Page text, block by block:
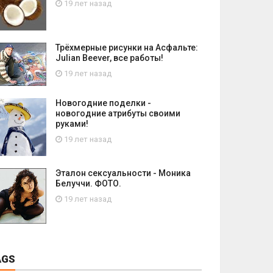
19 лет назад
Трёхмерные рисунки на Асфальте:
Julian Beever, все работы!
19 лет назад
Новогодние поделки -
новогодние атрибуты своими
руками!
19 лет назад
Эталон сексуальности - Моника
Белуччи. ФОТО.
19 лет назад